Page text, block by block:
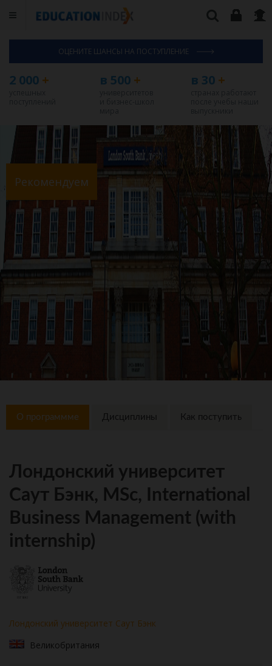
ОЦЕНИТЕ ШАНСЫ НА ПОСТУПЛЕНИЕ
2 000 + в 500 + в 30+
Рекомендуем
О программме Дисциплины Как поступить
Лондонский университет
Саут Бэнк, MSc, International
Business Management (with
internship)
Лондонский университет Саут Бэнк
Великобритания